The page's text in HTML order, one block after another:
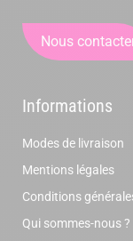
Nous
Informations
Modes de livraison
Mentions légales
Conditions
Qui sommes-nous ?